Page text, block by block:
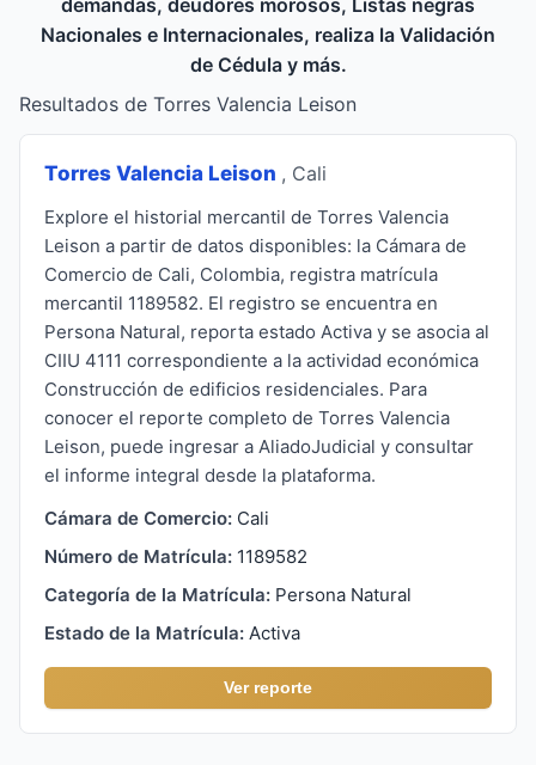
demandas, deudores morosos, Listas negras
Nacionales e Internacionales, realiza la Validación
de Cédula y más.
Resultados de Torres Valencia Leison
Torres Valencia Leison , Cali
Explore el historial mercantil de Torres Valencia
Leison a partir de datos disponibles: la Cámara de
Comercio de Cali, Colombia, registra matrícula
mercantil 1189582. El registro se encuentra en
Persona Natural, reporta estado Activa y se asocia al
CIIU 4111 correspondiente a la actividad económica
Construcción de edificios residenciales. Para
conocer el reporte completo de Torres Valencia
Leison, puede ingresar a AliadoJudicial y consultar
el informe integral desde la plataforma.
Cámara de Comercio: Cali
Número de Matrícula: 1189582
Categoría de la Matrícula: Persona Natural
Estado de la Matrícula: Activa
Ver reporte